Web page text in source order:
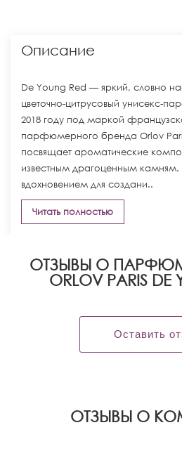
Описание
De Young Red — яркий, словно
цветочно-цитрусовый унисекс-
2018 году под маркой
парфюмерного бренда Orlov
посвящает ароматические
известным драгоценным камням.
вдохновением для создани..
Читать полностью
ОТЗЫВЫ О
ORLOV PARIS DE
Оставить
OТЗЫВЫ О